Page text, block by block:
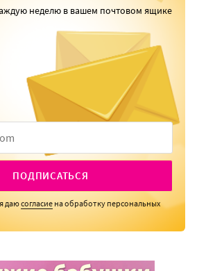
неделю в вашем почтовом ящике
ПОДПИСАТЬСЯ
даюсогласие на обработку персональных